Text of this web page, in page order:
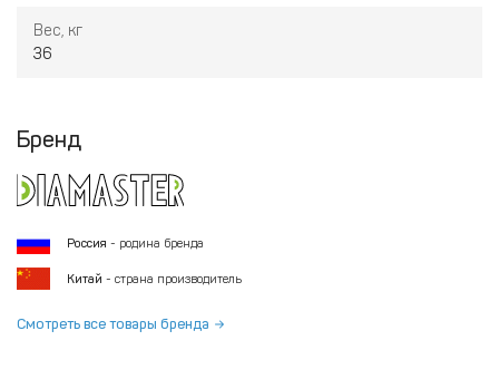
Вес, кг
36
Бренд
Россия - родина бренда
Китай - страна производитель
Смотреть все товары бренда